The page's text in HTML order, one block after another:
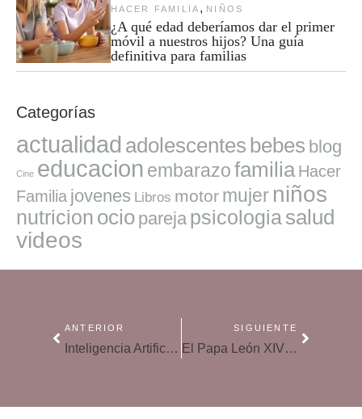
HACER FAMILIA , NIÑOS
¿A qué edad deberíamos dar el primer
móvil a nuestros hijos? Una guía
definitiva para familias
Categorías
actualidad adolescentes bebes blog
Cine educacion embarazofamilia Hacer
Familia jovenes Libros motor mujer niños
nutricion ocio pareja psicologiasalud
videos
ANTERIOR
Inteligencia Artificial: Entre el determinismo tecnológico y el futuro de la condición humana
SIGUIENTE
El Papa León XIV en España: cómo organizarse con niños